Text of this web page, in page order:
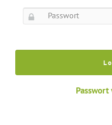
Passwort